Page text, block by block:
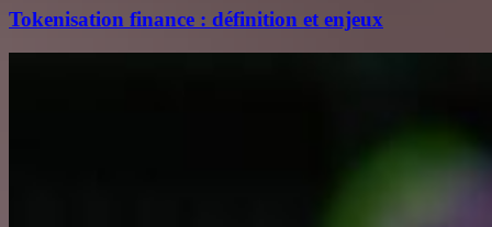
Tokenisation finance : définition et enjeux